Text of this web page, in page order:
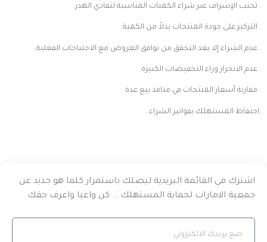
. تجنب الإسراف عبر شراء الكميات المناسبة لتفادي الهدر.
. التركيز على جودة المنتجات بدلاً من الكمية.
. عدم الشراء إلا بعد التحقق من توافق العروض مع الاحتياجات الفعلية.
. عدم الانجرار وراء التخفيضات الكبيرة.
. مقارنة أسعار المنتجات في منافذ بيع عدة.
. احتفاظ المستهلك بفواتير الشراء.
اشترك في القائمة البريدية ليصلك باستمرار كلما هو جديد عن
جمعية الامارات لحماية المستهلك … كن واعيا واعرف حقك